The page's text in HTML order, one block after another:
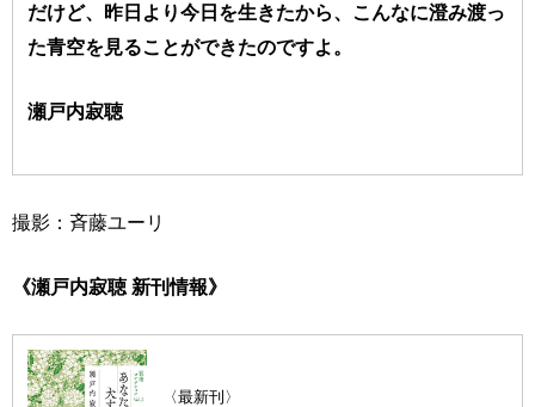
だけど、昨日より今日を生きたから、こんなに澄み渡っ
た青空を見ることができたのですよ。
瀬戸内寂聴
撮影：斉藤ユーリ
《瀬戸内寂聴 新刊情報》
〈最新刊〉